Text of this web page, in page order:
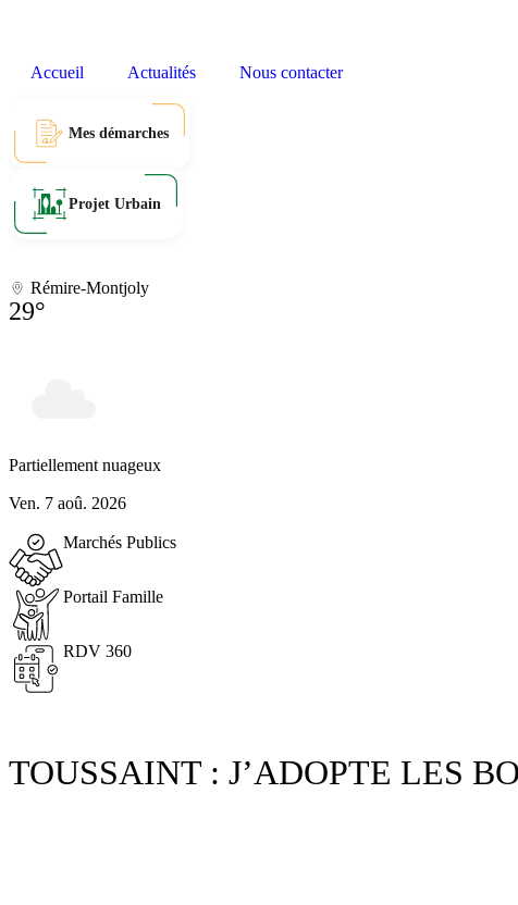
Accueil Actualités Nous contacter
Mes démarches
Projet Urbain
Rémire-Montjoly
29°
Partiellement nuageux
Ven. 7 aoû. 2026
Marchés Publics
Portail Famille
RDV 360
TOUSSAINT : J’ADOPTE LES